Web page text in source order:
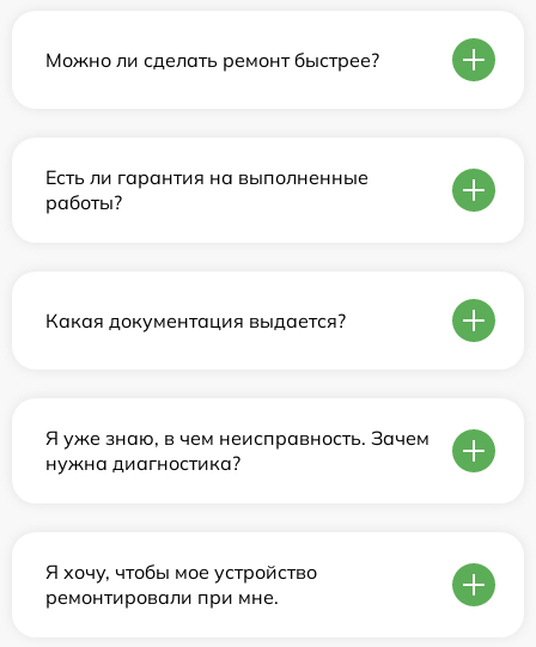
Можно ли сделать ремонт быстрее?
Есть ли гарантия на выполненные
работы?
Какая документация выдается?
Я уже знаю, в чем неисправность. Зачем
нужна диагностика?
Я хочу, чтобы мое устройство
ремонтировали при мне.